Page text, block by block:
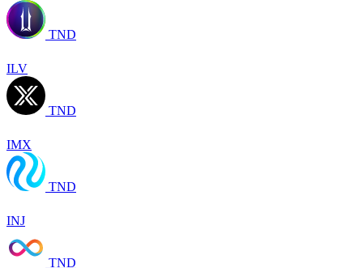
TND
ILV
TND
IMX
TND
INJ
TND